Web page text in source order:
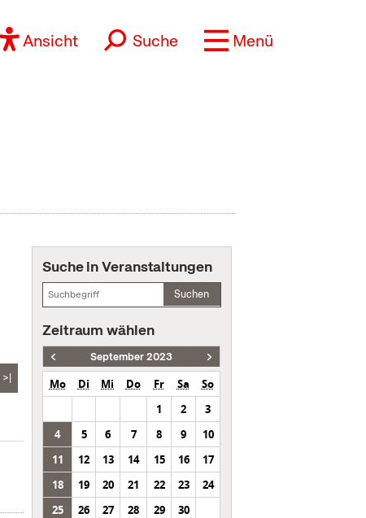
Ansicht Suche Menü
>|
Suche in Veranstaltungen
Suchen
Zeitraum wählen
September 2023
Mo Di Mi Do Fr Sa
So
1
2
3
4
5 6 7 8 9
10
11
12 13 14 15 16
17
18
19 20 21 22 23
24
25
26 27 28 29 30